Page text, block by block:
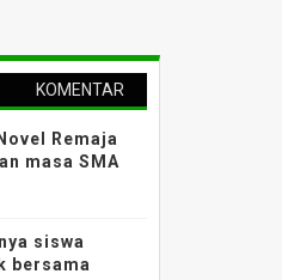
KOMENTAR
Remaja
masa SMA
siswa
bersama